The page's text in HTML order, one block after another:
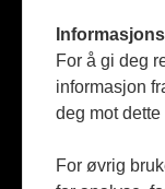
For å gi deg
informasjon
deg mot
For øvrig